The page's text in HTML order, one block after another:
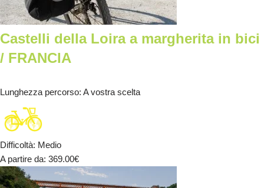
Castelli della Loira a margherita in bici
/ FRANCIA
Lunghezza percorso: A vostra scelta
Difficoltà: Medio
A partire da: 369.00€